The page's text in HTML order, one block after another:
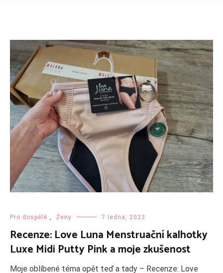
Pro dospělé , Ženy 7 ledna, 2023
Recenze: Love Luna Menstruační kalhotky
Luxe Midi Putty Pink a moje zkušenost
Moje oblíbené téma opět teď a tady – Recenze: Love